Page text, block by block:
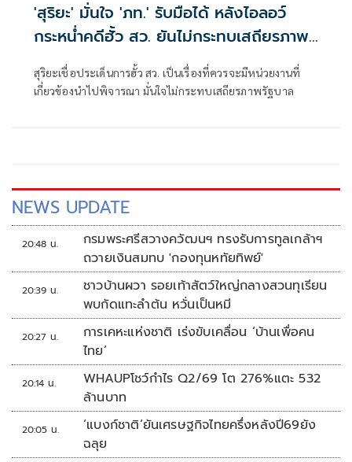
'สุริยะ' มั่นใจ 'ภท.' รับมือได้ หลังไอลอว์
กระหน่ำคดีฮั้ว สว. ยันไม่กระทบเสถียรภาพ
รัฐบาล
สุริยะเชื่อประเด็นการฮั้ว สว. เป็นเรื่องที่ควรจะมีหน่วยงานที่
เกี่ยวข้องนำไปพิจารณา มั่นใจไม่กระทบเสถียรภาพรัฐบาล
NEWS UPDATE
20:48 น.
กรมพระศรีสวางควัฒนฯ ทรงรับการทูลเกล้าฯ
ถวายเงินสมทบ 'กองทุนหทัยทิพย์'
20:39 น.
ชาวบ้านผวา รอยเท้าสัตว์ใหญ่กลางสวนทุเรียน
พบกัดแทะลำต้น หวั่นเป็นหมี
20:27 น.
การเคหะแห่งชาติ เร่งขับเคลื่อน ‘บ้านเพื่อคน
ไทย’
20:14 น.
WHAUPโชว์กำไร Q2/69 โต 276%แตะ 532
ล้านบาท
20:05 น.
‘แบงก์ชาติ’ยันเศรษฐกิจไทยครึ่งหลังปี69ยัง
ฉลุย